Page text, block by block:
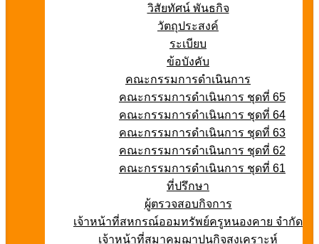
วิสัยทัศน์ พันธกิจ
วัตถุประสงค์
ระเบียบ
ข้อบังคับ
คณะกรรมการดำเนินการ
คณะกรรมการดำเนินการ ชุดที่ 65
คณะกรรมการดำเนินการ ชุดที่ 64
คณะกรรมการดำเนินการ ชุดที่ 63
คณะกรรมการดำเนินการ ชุดที่ 62
คณะกรรมการดำเนินการ ชุดที่ 61
ที่ปรึกษา
ผู้ตรวจสอบกิจการ
เจ้าหน้าที่สหกรณ์ออมทรัพย์ครูหนองคาย จำกัด
เจ้าหน้าที่สมาคมฌาปนกิจสงเคราะห์